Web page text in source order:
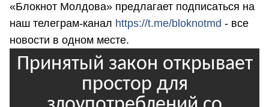
«Блокнот Молдова» предлагает подписаться на
наш телеграм-канал https://t.me/bloknotmd - все
новости в одном месте.